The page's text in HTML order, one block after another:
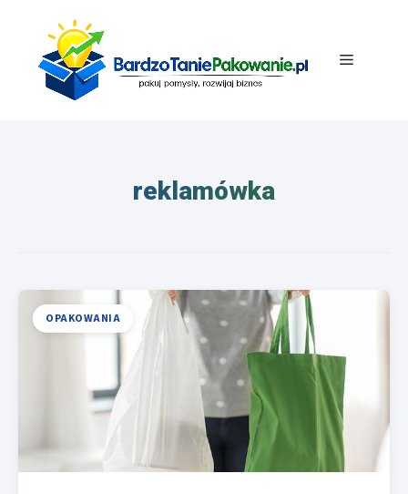
Menu
reklamówka
OPAKOWANIA